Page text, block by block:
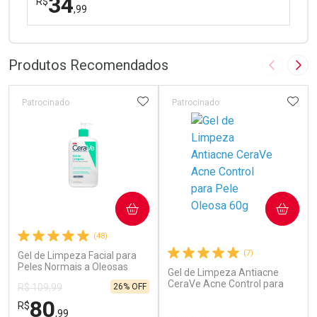
,99
Laboratório
Comprar sem Desconto
Por Menos
Comprar sem Desconto
Produtos Recomendados Imagem
(48)
Gel de Limpeza Facial para
Peles Normais a Oleosas
Patrocinado
R$ 109,99
R$80,99
26% OFF
ADICIONAR AOS FAVORITOS
COMPRAR
(7)
Gel de Limpeza Antiacne
CeraVe Acne Control para
Patrocinado
COMPRAR